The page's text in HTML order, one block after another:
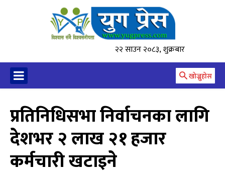
२२ साउन २०८३, शुक्रबार
खोज्नुहोस
प्रतिनिधिसभा निर्वाचनका लागि
देशभर २ लाख २१ हजार
कर्मचारी खटाइने